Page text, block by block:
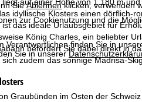
SieAblehnenklicken, verwenden
zur Cookienutzung und die
Verantwortlichen finden Sie in
Sie in unserer
idyllische Klosters einen dörflich-
ist das ideale Urlaubsgebiet für
König Charles, ein beliebter
befördert Sie dabei direkt in
sich zudem das sonnige Madrisa-
Graubünden im Osten der